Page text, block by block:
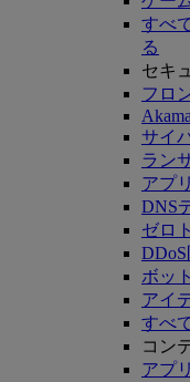
すべ
る
セキ
フロ
サイ
ラン
アプ
DNS
ゼロ
ボッ
アイ
すべ
コン
アプ